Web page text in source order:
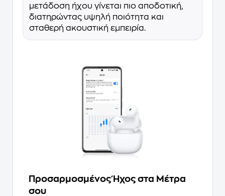
μετάδοση ήχου γίνεται πιο αποδοτική,
διατηρώντας υψηλή ποιότητα και
σταθερή ακουστική εμπειρία.
Προσαρμοσμένος Ήχος στα Μέτρα
σου